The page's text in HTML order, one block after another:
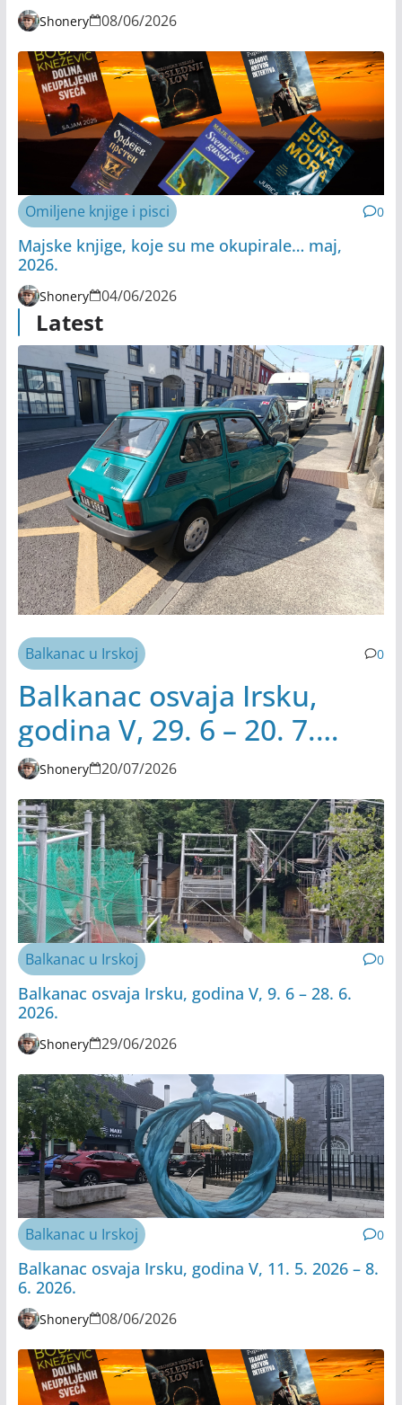
Shonery 08/06/2026
Omiljene knjige i pisci 0
Majske knjige, koje su me okupirale… maj,
2026.
Shonery 04/06/2026
Latest
Balkanac u Irskoj 0
Balkanac osvaja Irsku,
godina V, 29. 6 – 20. 7.
2026.
Shonery 20/07/2026
Balkanac u Irskoj 0
Balkanac osvaja Irsku, godina V, 9. 6 – 28. 6.
2026.
Shonery 29/06/2026
Balkanac u Irskoj 0
Balkanac osvaja Irsku, godina V, 11. 5. 2026 – 8.
6. 2026.
Shonery 08/06/2026